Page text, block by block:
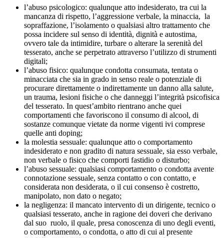
l’abuso psicologico: qualunque atto indesiderato, tra cui la
mancanza di rispetto, l’aggressione verbale, la minaccia, la
sopraffazione, l’isolamento o qualsiasi altro trattamento che
possa incidere sul senso di identità, dignità e autostima,
ovvero tale da intimidire, turbare o alterare la serenità del
tesserato, anche se perpetrato attraverso l’utilizzo di strumenti
digitali;
l’abuso fisico: qualunque condotta consumata, tentata o
minacciata che sia in grado in senso reale o potenziale di
procurare direttamente o indirettamente un danno alla salute,
un trauma, lesioni fisiche o che danneggi l’integrità psicofisica
del tesserato. In quest’ambito rientrano anche quei
comportamenti che favoriscono il consumo di alcool, di
sostanze comunque vietate da norme vigenti ivi comprese
quelle anti doping;
la molestia sessuale: qualunque atto o comportamento
indesiderato e non gradito di natura sessuale, sia esso verbale,
non verbale o fisico che comporti fastidio o disturbo;
l’abuso sessuale: qualsiasi comportamento o condotta avente
connotazione sessuale, senza contatto o con contatto, e
considerata non desiderata, o il cui consenso è costretto,
manipolato, non dato o negato;
la negligenza: il mancato intervento di un dirigente, tecnico o
qualsiasi tesserato, anche in ragione dei doveri che derivano
dal suo ruolo, il quale, presa conoscenza di uno degli eventi,
o comportamento, o condotta, o atto di cui al presente